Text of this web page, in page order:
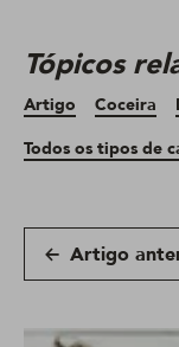
Tópicos
Artigo Coceira
Todos os tipos de
Artigo